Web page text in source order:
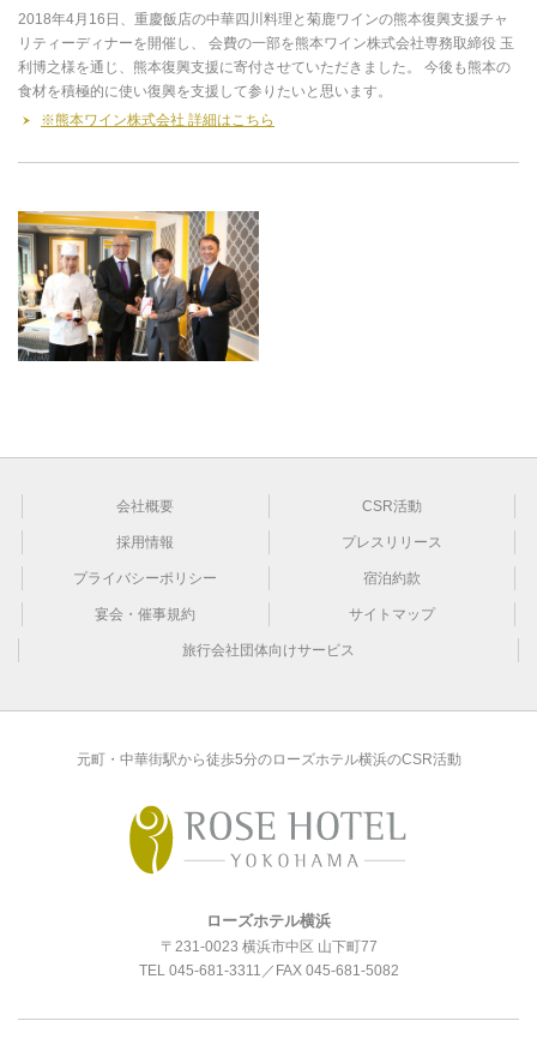
2018年4月16日、重慶飯店の中華四川料理と菊鹿ワインの熊本復興支援チャ
リティーディナーを開催し、 会費の一部を熊本ワイン株式会社専務取締役 玉
利博之様を通じ、熊本復興支援に寄付させていただきました。 今後も熊本の
食材を積極的に使い復興を支援して参りたいと思います。
※熊本ワイン株式会社 詳細はこちら
会社概要 CSR活動
採用情報 プレスリリース
プライバシーポリシー 宿泊約款
宴会・催事規約 サイトマップ
旅行会社団体向けサービス
元町・中華街駅から徒歩5分のローズホテル横浜のCSR活動
ローズホテル横浜
〒231-0023 横浜市中区 山下町77
TEL 045-681-3311 ／FAX 045-681-5082